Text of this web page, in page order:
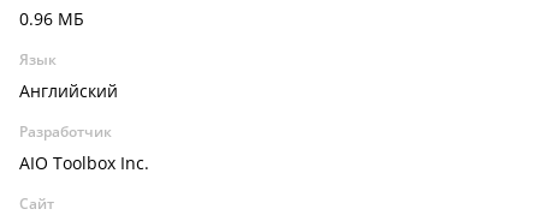
0.96 МБ
Язык
Английский
Разработчик
AIO Toolbox Inc.
Сайт